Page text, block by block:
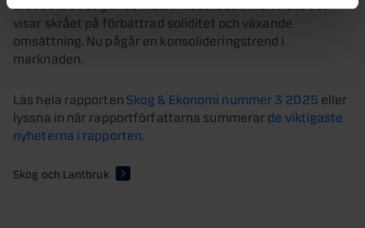
visar skrået på förbättrad soliditet och växande
omsättning. Nu pågår en konsolideringstrend i
marknaden.
Läs hela rapporten Skog & Ekonomi nummer 3 2025 eller
lyssna in när rapportförfattarna summerarde viktigaste
nyheterna i rapporten
Skog och Lantbruk